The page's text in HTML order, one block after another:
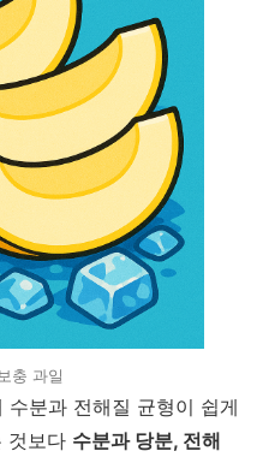
충 과일
분과 전해질 균형이 쉽게
것보다 수분과 당분, 전해